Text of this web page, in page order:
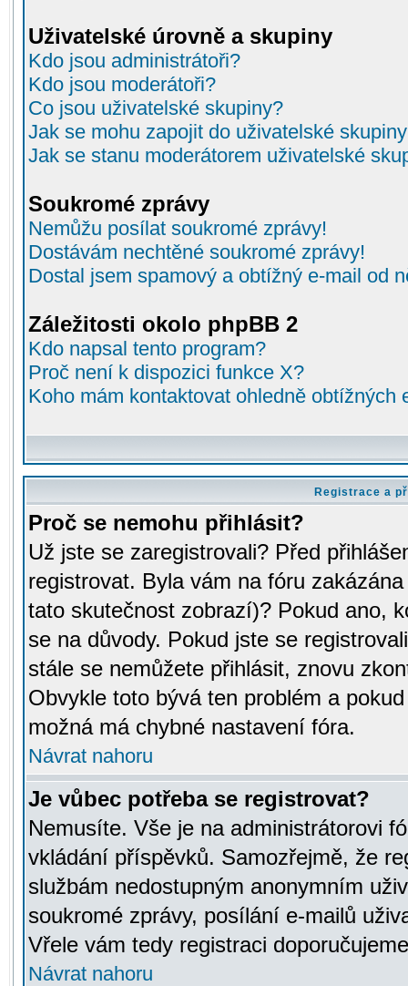
Uživatelské úrovně a skupiny
Kdo jsou administrátoři?
Kdo jsou moderátoři?
Co jsou uživatelské skupiny?
Jak se mohu zapojit do uživatelské
Jak se stanu moderátorem uživatelské
Soukromé zprávy
Nemůžu posílat soukromé zprávy!
Dostávám nechtěné soukromé zprávy!
Dostal jsem spamový a obtížný e-mail od
Záležitosti okolo phpBB 2
Kdo napsal tento program?
Proč není k dispozici funkce X?
Koho mám kontaktovat ohledně
Registrace a
Proč se nemohu přihlásit?
Už jste se zaregistrovali? Před
registrovat. Byla vám na fóru
tato skutečnost zobrazí)? Pokud ano,
se na důvody. Pokud jste se
stále se nemůžete přihlásit, znovu
Obvykle toto bývá ten problém a
možná má chybné nastavení fóra.
Návrat nahoru
Je vůbec potřeba se registrovat?
Nemusíte. Vše je na administrátorovi
vkládání příspěvků. Samozřejmě, že
službám nedostupným anonymním
soukromé zprávy, posílání e-mailů
Vřele vám tedy registraci
Návrat nahoru